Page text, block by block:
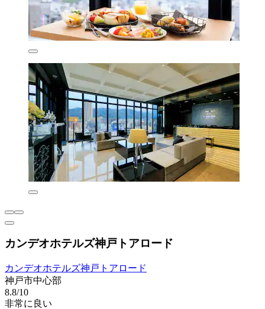
カンデオホテルズ神戸トアロード
カンデオホテルズ神戸トアロード
神戸市中心部
8.8/10
非常に良い